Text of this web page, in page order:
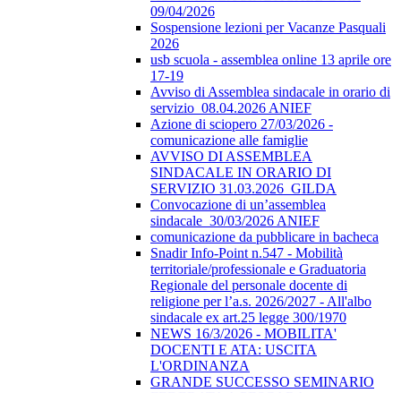
09/04/2026
Sospensione lezioni per Vacanze Pasquali
2026
usb scuola - assemblea online 13 aprile ore
17-19
Avviso di Assemblea sindacale in orario di
servizio_08.04.2026 ANIEF
Azione di sciopero 27/03/2026 -
comunicazione alle famiglie
AVVISO DI ASSEMBLEA
SINDACALE IN ORARIO DI
SERVIZIO 31.03.2026_GILDA
Convocazione di un’assemblea
sindacale_30/03/2026 ANIEF
comunicazione da pubblicare in bacheca
Snadir Info-Point n.547 - Mobilità
territoriale/professionale e Graduatoria
Regionale del personale docente di
religione per l’a.s. 2026/2027 - All'albo
sindacale ex art.25 legge 300/1970
NEWS 16/3/2026 - MOBILITA'
DOCENTI E ATA: USCITA
L'ORDINANZA
GRANDE SUCCESSO SEMINARIO